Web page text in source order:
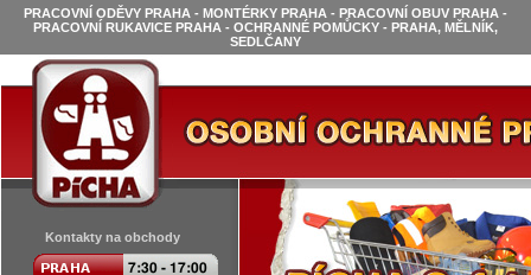
PRACOVNÍ ODĚVY PRAHA - MONTÉRKY PRAHA - PRACOVNÍ OBUV PRAHA -
PRACOVNÍ RUKAVICE PRAHA - OCHRANNÉ POMŮCKY - PRAHA, MĚLNÍK,
SEDLČANY
Kontakty na obchody